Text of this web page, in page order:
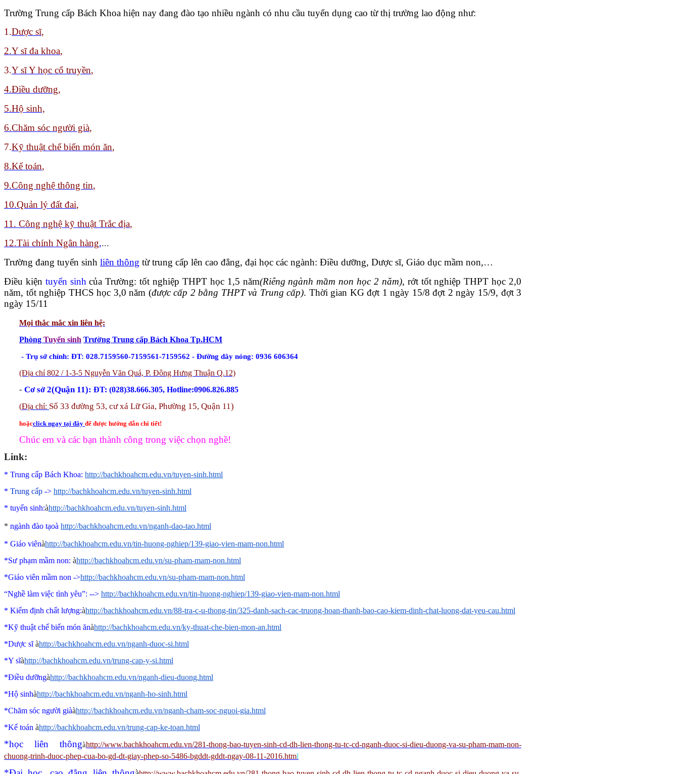
Trường Trung cấp Bách Khoa hiện nay đang đào tạo nhiều ngành có nhu cầu tuyển dụng cao từ thị trường lao động như:
1.Dược sĩ,
2.Y sĩ đa khoa,
3.Y sĩ Y học cổ truyền,
4.Điều dưỡng,
5.Hộ sinh,
6.Chăm sóc người già,
7.Kỹ thuật chế biến món ăn,
8.Kế toán,
9.Công nghệ thông tin,
10.Quản lý đất đai,
11. Công nghệ kỹ thuật Trắc địa,
12.Tài chính Ngân hàng,...
Trường đang tuyển sinh liên thông từ trung cấp lên cao đẳng, đại học các ngành: Điều dưỡng, Dược sĩ, Giáo dục mầm non,…
Điều kiện tuyển sinh của Trường: tốt nghiệp THPT học 1,5 năm(Riêng ngành mầm non học 2 năm), rớt tốt nghiệp THPT học 2,0
năm, tốt nghiệp THCS học 3,0 năm (được cấp 2 bằng THPT và Trung cấp). Thời gian KG đợt 1 ngày 15/8 đợt 2 ngày 15/9, đợt 3
ngày 15/11
Mọi thắc mắc xin liên hệ:
Phòng Tuyển sinh Trường Trung cấp Bách Khoa Tp.HCM
- Trụ sở chính: ĐT: 028.7159560-7159561-7159562 - Đường dây nóng: 0936 606364
(Địa chỉ 802 / 1-3-5 Nguyễn Văn Quá, P. Đông Hưng Thuận Q.12)
- Cơ sở 2(Quận 11): ĐT: (028)38.666.305, Hotline:0906.826.885
(Địa chỉ: Số 33 đường 53, cư xá Lữ Gia, Phường 15, Quận 11)
hoặcclick ngay tại đây để được hướng dẫn chi tiết!
Chúc em và các bạn thành công trong việc chọn nghề!
Link:
* Trung cấp Bách Khoa: http://bachkhoahcm.edu.vn/tuyen-sinh.html
* Trung cấp -> http://bachkhoahcm.edu.vn/tuyen-sinh.html
* tuyển sinh:àhttp://bachkhoahcm.edu.vn/tuyen-sinh.html
* ngành đào tạoà http://bachkhoahcm.edu.vn/nganh-dao-tao.html
* Giáo viênàhttp://bachkhoahcm.edu.vn/tin-huong-nghiep/139-giao-vien-mam-non.html
*Sư phạm mầm non: àhttp://bachkhoahcm.edu.vn/su-pham-mam-non.html
*Giáo viên mầm non ->http://bachkhoahcm.edu.vn/su-pham-mam-non.html
“Nghề làm việc tình yêu”: --> http://bachkhoahcm.edu.vn/tin-huong-nghiep/139-giao-vien-mam-non.html
* Kiểm định chất lượng:àhttp://bachkhoahcm.edu.vn/88-tra-c-u-thong-tin/325-danh-sach-cac-truong-hoan-thanh-bao-cao-kiem-dinh-chat-luong-dat-yeu-cau.html
*Kỹ thuật chế biến món ănàhttp://bachkhoahcm.edu.vn/ky-thuat-che-bien-mon-an.html
*Dược sĩàhttp://bachkhoahcm.edu.vn/nganh-duoc-si.html
*Y sĩàhttp://bachkhoahcm.edu.vn/trung-cap-y-si.html
*Điều dưỡngàhttp://bachkhoahcm.edu.vn/nganh-dieu-duong.html
*Hộ sinhàhttp://bachkhoahcm.edu.vn/nganh-ho-sinh.html
*Chăm sóc người giààhttp://bachkhoahcm.edu.vn/nganh-cham-soc-nguoi-gia.html
*Kế toán àhttp://bachkhoahcm.edu.vn/trung-cap-ke-toan.html
*học liên thôngàhttp://www.bachkhoahcm.edu.vn/281-thong-bao-tuyen-sinh-cd-dh-lien-thong-tu-tc-cd-nganh-duoc-si-dieu-duong-va-su-pham-mam-non-
chuong-trinh-duoc-phep-cua-bo-gd-dt-giay-phep-so-5486-bgddt-gddt-ngay-08-11-2016.html